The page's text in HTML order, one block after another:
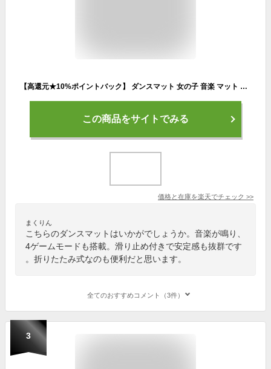
【高還元★10%ポイントバック】 ダンスマット 女の子 音楽 マット ゲーム プリンセス おもちゃ 電子ピアノマット 4ゲームモード 自動採点 ダンスゲーム 滑り止め 折りたたみ ミュージックマット 音楽マット 知育玩具 誕生日 プレゼント 小学生 SF25101
この商品をサイトでみる
価格と在庫を楽天でチェック >>
まくりん
こちらのダンスマットはいかがでしょうか。音楽が鳴り、
4ゲームモードも搭載。滑り止め付きで安定感も抜群です
。折りたたみ式なのも便利だと思います。
全てのおすすめコメント（3件）
3